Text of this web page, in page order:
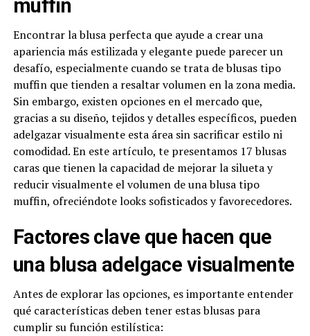
muffin
Encontrar la blusa perfecta que ayude a crear una
apariencia más estilizada y elegante puede parecer un
desafío, especialmente cuando se trata de blusas tipo
muffin que tienden a resaltar volumen en la zona media.
Sin embargo, existen opciones en el mercado que,
gracias a su diseño, tejidos y detalles específicos, pueden
adelgazar visualmente esta área sin sacrificar estilo ni
comodidad. En este artículo, te presentamos 17 blusas
caras que tienen la capacidad de mejorar la silueta y
reducir visualmente el volumen de una blusa tipo
muffin, ofreciéndote looks sofisticados y favorecedores.
Factores clave que hacen que
una blusa adelgace visualmente
Antes de explorar las opciones, es importante entender
qué características deben tener estas blusas para
cumplir su función estilística: